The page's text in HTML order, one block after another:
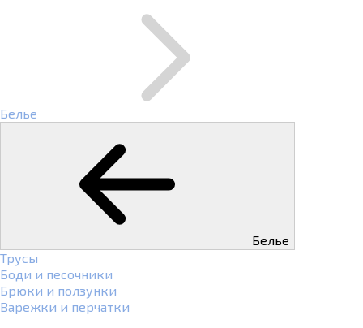
Белье
Белье
Трусы
Боди и песочники
Брюки и ползунки
Варежки и перчатки